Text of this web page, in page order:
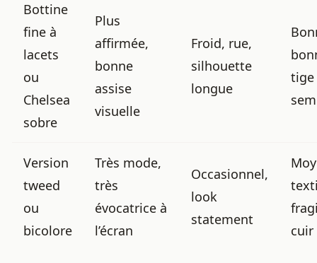
Bottine
fine à
lacets
ou
Chelsea
sobre
Plus
affirmée,
bonne
assise
visuelle
Froid, rue,
silhouette
longue
tige
Version
tweed
ou
bicolore
Très mode,
très
évocatrice à
l’écran
Occasionnel,
look
statement
cuir